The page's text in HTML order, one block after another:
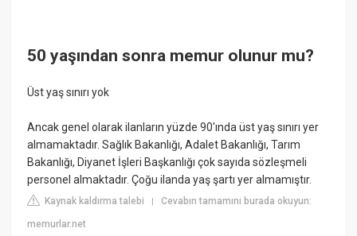
50 yaşından sonra memur olunur mu?
Üst yaş sınırı yok
Ancak genel olarak ilanların yüzde 90'ında üst yaş sınırı yer
almamaktadır. Sağlık Bakanlığı, Adalet Bakanlığı, Tarım
Bakanlığı, Diyanet İşleri Başkanlığı çok sayıda sözleşmeli
personel almaktadır. Çoğu ilanda yaş şartı yer almamıştır.
Kaynak kaldırma talebi |Cevabın tamamını burada okuyun:
memurlar.net